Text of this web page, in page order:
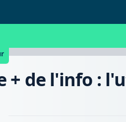
+ de l'info :